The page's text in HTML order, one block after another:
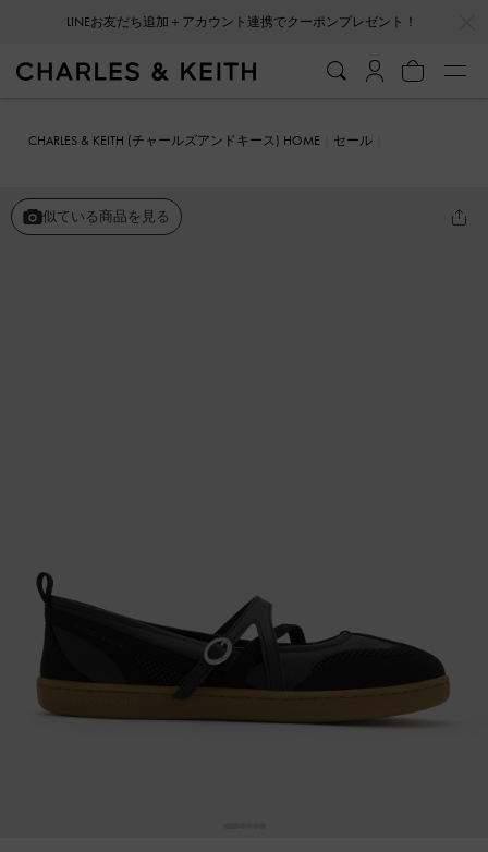
LINEお友だち追加＋アカウント連携でクーポンプレゼント！
CHARLES & KEITH (チャールズアンドキース) HOME
セール
似ている商品を見る